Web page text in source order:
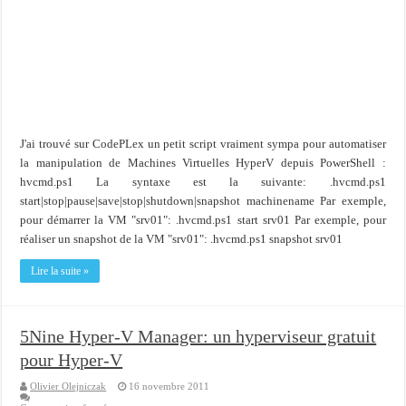
J'ai trouvé sur CodePLex un petit script vraiment sympa pour automatiser
la manipulation de Machines Virtuelles HyperV depuis PowerShell :
hvcmd.ps1 La syntaxe est la suivante: .hvcmd.ps1
start|stop|pause|save|stop|shutdown|snapshot machinename Par exemple,
pour démarrer la VM "srv01": .hvcmd.ps1 start srv01 Par exemple, pour
réaliser un snapshot de la VM "srv01": .hvcmd.ps1 snapshot srv01
Lire la suite »
5Nine Hyper-V Manager: un hyperviseur gratuit
pour Hyper-V
Olivier Olejniczak
16 novembre 2011